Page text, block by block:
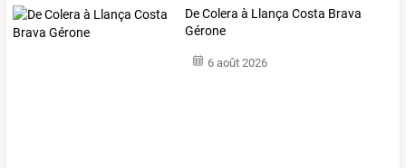
De Colera à Llança Costa Brava
Gérone
6 août 2026